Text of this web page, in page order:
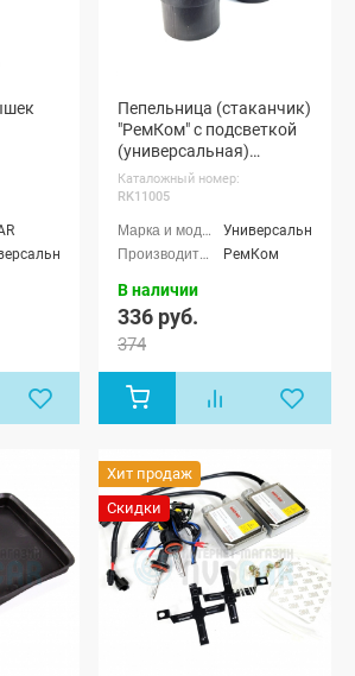
Пепельница (стаканчик)
"РемКом" с подсветкой
(универсальная)
(RK11005)
Каталожный номер:
RK11005
Универсальные
РемКом
В наличии
336 руб.
374
Хит продаж
Скидки